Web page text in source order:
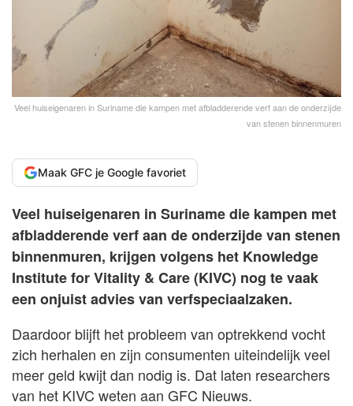
Veel huiseigenaren in Suriname die kampen met afbladderende verf aan de onderzijde
van stenen binnenmuren
Maak GFC je Google favoriet
Veel huiseigenaren in Suriname die kampen met
afbladderende verf aan de onderzijde van stenen
binnenmuren, krijgen volgens het Knowledge
Institute for Vitality & Care (KIVC) nog te vaak
een onjuist advies van verfspeciaalzaken.
Daardoor blijft het probleem van optrekkend vocht
zich herhalen en zijn consumenten uiteindelijk veel
meer geld kwijt dan nodig is. Dat laten researchers
van het KIVC weten aan GFC Nieuws.